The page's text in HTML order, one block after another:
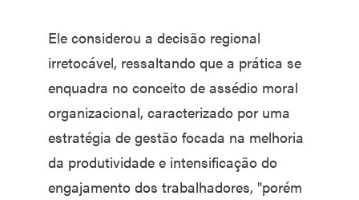
Ele considerou a decisão regional
irretocável, ressaltando que a prática se
enquadra no conceito de assédio moral
organizacional, caracterizado por uma
estratégia de gestão focada na melhoria
da produtividade e intensificação do
engajamento dos trabalhadores, "porém